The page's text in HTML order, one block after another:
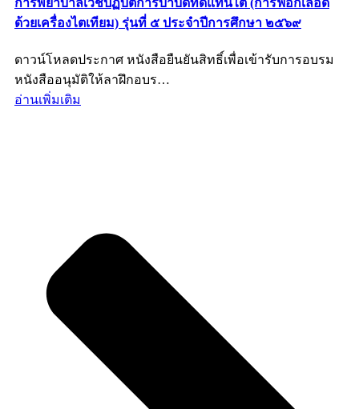
การพยาบาลเวชปฏิบัติการบำบัดทดแทนไต (การฟอกเลือด
ด้วยเครื่องไตเทียม) รุ่นที่ ๕ ประจำปีการศึกษา ๒๕๖๙
ดาวน์โหลดประกาศ หนังสือยืนยันสิทธิ์เพื่อเข้ารับการอบรม
หนังสืออนุมัติให้ลาฝึกอบร…
อ่านเพิ่มเติม